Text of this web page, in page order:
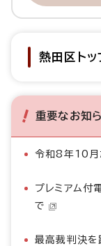
熱田区ト
重要なお知
令和8年10月
プレミアム付
で
最高裁判決を